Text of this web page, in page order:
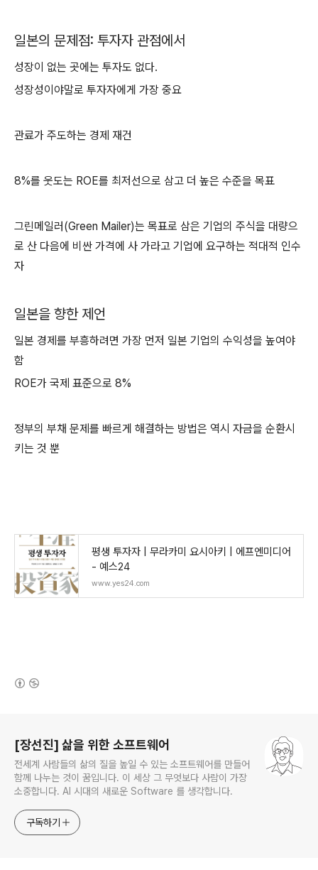
일본의 문제점: 투자자 관점에서
성장이 없는 곳에는 투자도 없다.
성장성이야말로 투자자에게 가장 중요
관료가 주도하는 경제 재건
8%를 웃도는 ROE를 최저선으로 삼고 더 높은 수준을 목표
그린메일러(Green Mailer)는 목표로 삼은 기업의 주식을 대량으
로 산 다음에 비싼 가격에 사 가라고 기업에 요구하는 적대적 인수
자
일본을 향한 제언
일본 경제를 부흥하려면 가장 먼저 일본 기업의 수익성을 높여야
함
ROE가 국제 표준으로 8%
정부의 부채 문제를 빠르게 해결하는 방법은 역시 자금을 순환시
키는 것 뿐
평생 투자자 | 무라카미 요시아키 | 에프엔미디어
- 예스24
www.yes24.com
[장선진] 삶을 위한 소프트웨어
전세계 사람들의 삶의 질을 높일 수 있는 소프트웨어를 만들어
함께 나누는 것이 꿈입니다. 이 세상 그 무엇보다 사람이 가장
소중합니다. AI 시대의 새로운 Software 를 생각합니다.
구독하기